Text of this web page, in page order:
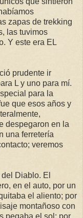
zapas de trekking
las tuvimos
Y este era EL
prudente ir
L y uno para mí.
para la
que esos años y
despegaron en la
una ferretería
veremos
Diablo. El
en el auto, por un
el aliento; por
montañoso con
pegaba el sol; por